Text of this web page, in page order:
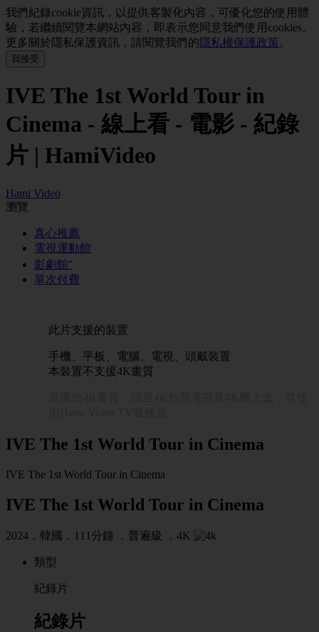
我們紀錄cookie資訊，以提供客製化內容，可優化您的使用體
驗，若繼續閱覽本網站內容，即表示您同意我們使用cookies。
更多關於隱私保護資訊，請閱覽我們的 隱私權保護政策。
IVE The 1st World Tour in
Cinema - 線上看 - 電影 - 紀錄
片 | HamiVideo
Hami Video
瀏覽
真心推薦
電視運動館
影劇館⁺
單次付費
此片支援的裝置
手機、平板、電腦、電視、頭戴裝置
本裝置不支援4K畫質
IVE The 1st World Tour in Cinema
IVE The 1st World Tour in Cinema
IVE The 1st World Tour in Cinema
2024．韓國．111分鐘 ． 普遍級 ．4K
類型
紀錄片
紀錄片